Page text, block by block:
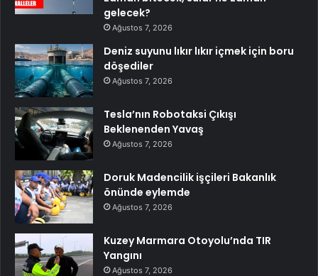
gelecek?
Ağustos 7, 2026
Deniz suyunu lıkır lıkır içmek için boru
döşediler
Ağustos 7, 2026
Tesla’nın Robotaksi Çıkışı
Beklenenden Yavaş
Ağustos 7, 2026
Doruk Madencilik işçileri Bakanlık
önünde eylemde
Ağustos 7, 2026
Kuzey Marmara Otoyolu’nda TIR
Yangını
Ağustos 7, 2026